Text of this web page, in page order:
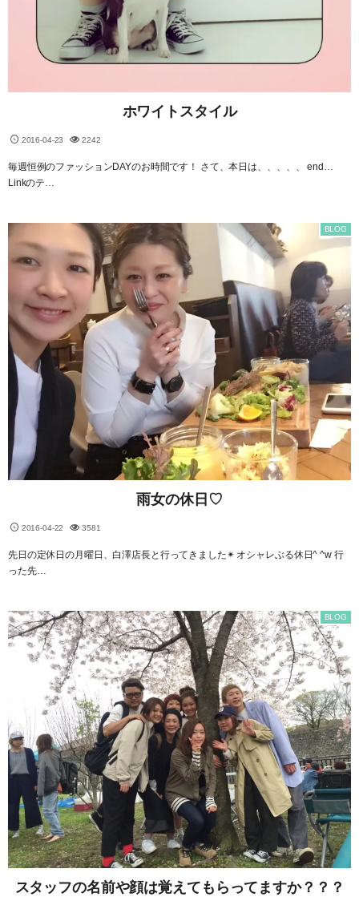
ホワイトスタイル
2016-04-23 2242
毎週恒例のファッションDAYのお時間です！ さて、本日は、、、、、 end…
Linkのテ…
雨女の休日♡
2016-04-22
BLOG
3581
先日の定休日の月曜日、白澤店長と行ってきました✴︎ オシャレぶる休日^ ^w 行
った先…
スタッフの名前や顔は覚えてもらってますか？？？
BLOG